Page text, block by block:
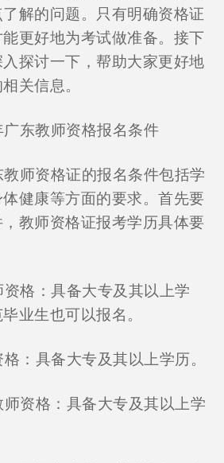
解的问题。只有明确资格证
更好地为考试做准备。接下
探讨一下，帮助大家更好地
关信息。
广东教师资格报名条件
师资格证的报名条件包括学
健康等方面的要求。首先要
教师资格证报考学历具体要
格：具备大专及其以上学
业生也可以报名。
：具备大专及其以上学历。
师资格：具备大专及其以上学